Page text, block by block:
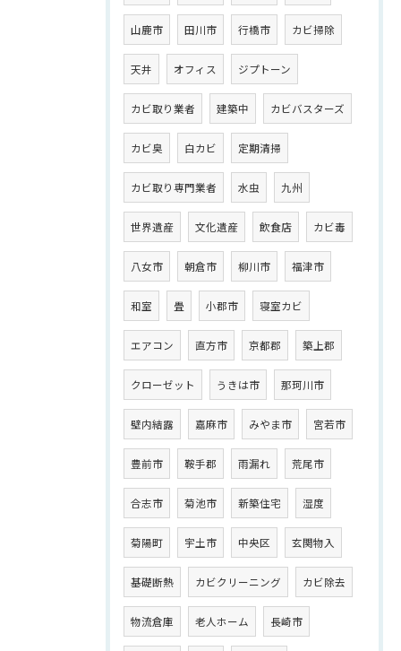
山鹿市 田川市 行橋市 カビ掃除
天井 オフィス ジプトーン
カビ取り業者 建築中 カビバスターズ
カビ臭 白カビ 定期清掃
カビ取り専門業者 水虫 九州
世界遺産 文化遺産 飲食店 カビ毒
八女市 朝倉市 柳川市 福津市
和室 畳 小郡市 寝室カビ
エアコン 直方市 京都郡 築上郡
クローゼット うきは市 那珂川市
壁内結露 嘉麻市 みやま市 宮若市
豊前市 鞍手郡 雨漏れ 荒尾市
合志市 菊池市 新築住宅 湿度
菊陽町 宇土市 中央区 玄関物入
基礎断熱 カビクリーニング カビ除去
物流倉庫 老人ホーム 長崎市